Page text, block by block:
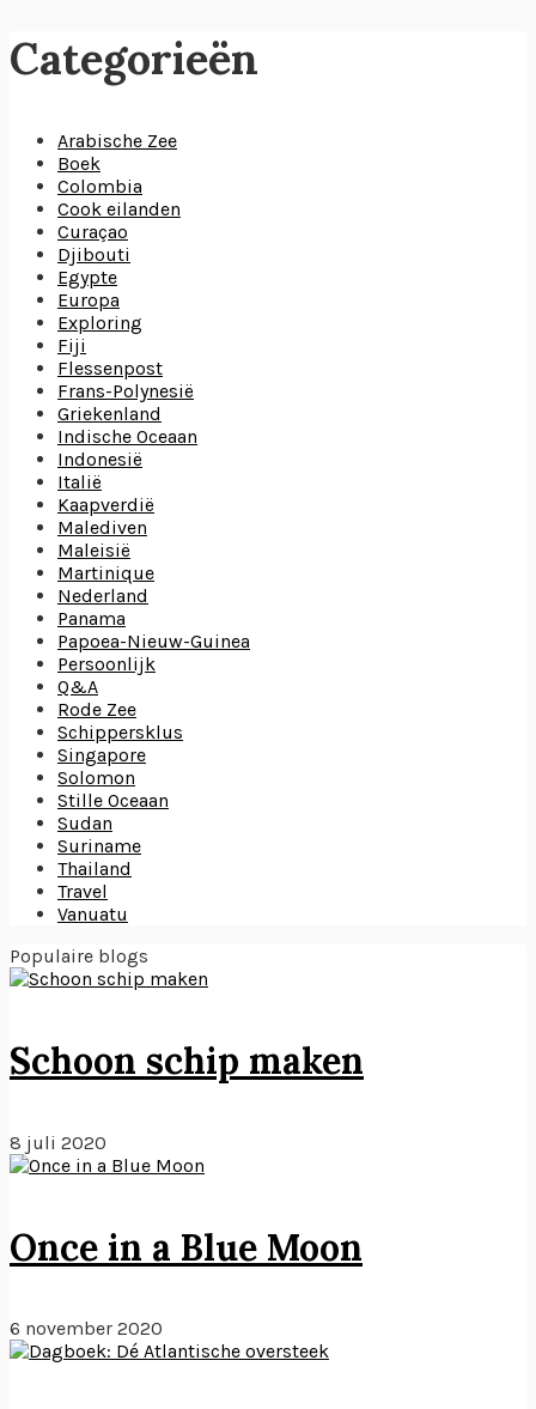
Categorieën
Arabische Zee
Boek
Colombia
Cook eilanden
Curaçao
Djibouti
Egypte
Europa
Exploring
Fiji
Flessenpost
Frans-Polynesië
Griekenland
Indische Oceaan
Indonesië
Italië
Kaapverdië
Malediven
Maleisië
Martinique
Nederland
Panama
Papoea-Nieuw-Guinea
Persoonlijk
Q&A
Rode Zee
Schippersklus
Singapore
Solomon
Stille Oceaan
Sudan
Suriname
Thailand
Travel
Vanuatu
Populaire blogs
Schoon schip maken
8 juli 2020
Once in a Blue Moon
6 november 2020